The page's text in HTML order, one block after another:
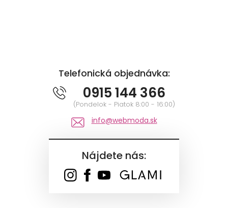
Telefonická objednávka:
0915 144 366
(Pondelok - Piatok 8:00 - 16:00)
info@webmoda.sk
Nájdete nás: